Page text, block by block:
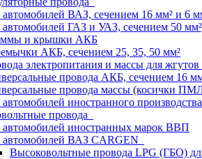
автомобилей ВАЗ, сечением 16 мм² и 6
автомобилей ГАЗ и УАЗ, сечением 50
и крышки АКБ
АКБ, сечением 25, 35, 50 мм²
электропитания и массы для
провода АКБ, сечением 16
провода массы (косички
иностранного
провода
автомобилей иностранных марок ВВП
автомобилей ВАЗ CARGEN
Высоковольтные провода LPG (ГБО)